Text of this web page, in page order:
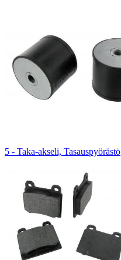
5 - Taka-akseli, Tasauspyörästö